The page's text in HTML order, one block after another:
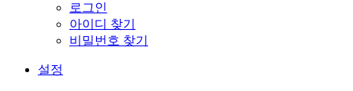
로그인
아이디 찾기
비밀번호 찾기
설정